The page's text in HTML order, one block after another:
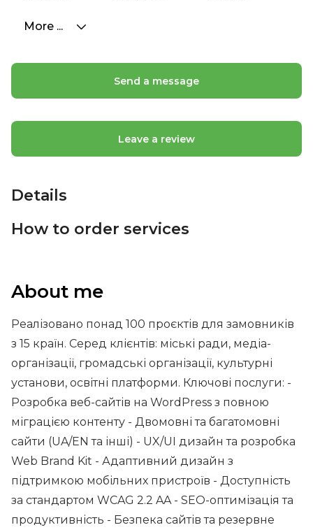
More ...
About me
Реалізовано понад 100 проєктів для замовників
з 15 країн. Серед клієнтів: міські ради, медіа-
організації, громадські організації, культурні
установи, освітні платформи. Ключові послуги: -
Розробка веб-сайтів на WordPress з повною
міграцією контенту - Двомовні та багатомовні
сайти (UA/EN та інші) - UX/UI дизайн та розробка
Web Brand Kit - Адаптивний дизайн з
підтримкою мобільних пристроїв - Доступність
за стандартом WCAG 2.2 AA - SEO-оптимізація та
продуктивність - Безпека сайтів та резервне
Send a message
Leave a review
Details
How to order services